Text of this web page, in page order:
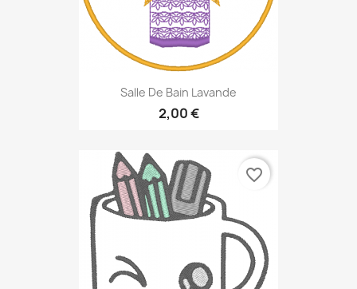
Salle De Bain Lavande
2,00 €
favorite_border